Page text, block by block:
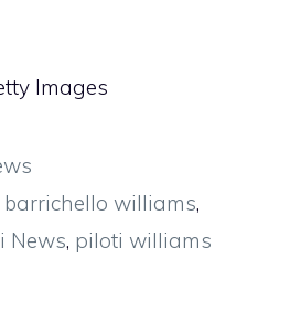
Images
barrichello williams,
News, piloti williams